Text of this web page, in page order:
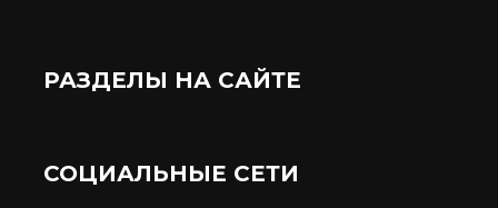
РАЗДЕЛЫ НА САЙТЕ
СОЦИАЛЬНЫЕ СЕТИ